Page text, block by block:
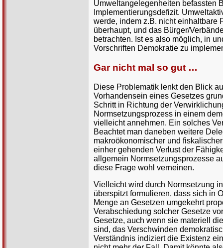
Umweltangelegenheiten befassten
Implementierungsdefizit.
werde, indem z.B. nicht einhaltbare
überhaupt, und das Bürger/
betrachten. Ist es also möglich, in
Vorschriften Demokratie zu
Gar nicht mal so gut …
Diese Problematik lenkt den Blick
Vorhandensein eines Gesetzes
Schritt in Richtung der
Normsetzungsprozess in einem
vielleicht annehmen. Ein solches
Beachtet man daneben weitere
makroökonomischer und
einher gehenden Verlust der
allgemein Normsetzungsprozesse
diese Frage wohl verneinen.
Vielleicht wird durch Normsetzung
überspitzt formulieren, dass sich in
Menge an Gesetzen umgekehrt
Verabschiedung solcher Gesetze
Gesetze, auch wenn sie materiell
sind, das Verschwinden
Verständnis indiziert die Existenz